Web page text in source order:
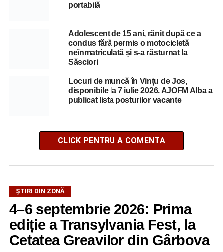
portabilă
Adolescent de 15 ani, rănit după ce a
condus fără permis o motocicletă
neînmatriculată și s-a răsturnat la
Săsciori
Locuri de muncă în Vințu de Jos,
disponibile la 7 iulie 2026. AJOFM Alba a
publicat lista posturilor vacante
CLICK PENTRU A COMENTA
ȘTIRI DIN ZONĂ
4–6 septembrie 2026: Prima
ediție a Transylvania Fest, la
Cetatea Greavilor din Gârbova